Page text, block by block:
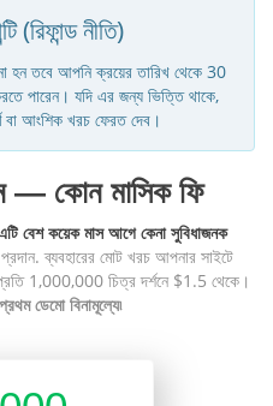
(রিফান্ড নীতি)
হন তবে আপনি ক্রয়ের তারিখ থেকে 30
পারেন। যদি এর জন্য ভিত্তি থাকে,
আংশিক খরচ ফেরত দেব।
— কোন মাসিক ফি
বেশ কয়েক মাস আগে কেনা সুবিধাজনক
ব্যবহারের মোট খরচ আপনার সাইটে
1,000,000 চিত্র দর্শনে $1.5 থেকে।
ডেমো বিনামূল্যে৷